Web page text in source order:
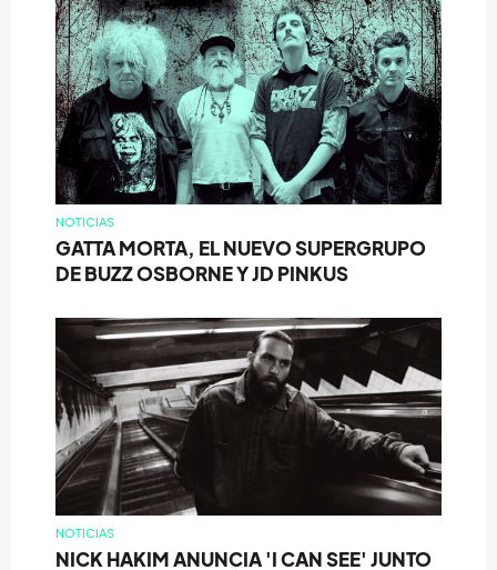
NOTICIAS
GATTA MORTA, EL NUEVO SUPERGRUPO
DE BUZZ OSBORNE Y JD PINKUS
NOTICIAS
NICK HAKIM ANUNCIA 'I CAN SEE' JUNTO